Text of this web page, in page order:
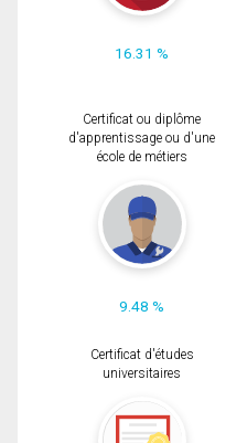
16.31 %
Certificat ou diplôme
d'apprentissage ou d'une
école de métiers
9.48 %
Certificat d'études
universitaires